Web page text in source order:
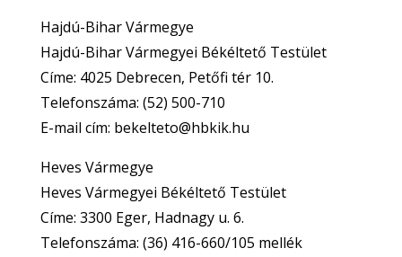
Hajdú-Bihar Vármegye
Hajdú-Bihar Vármegyei Békéltető Testület
Címe: 4025 Debrecen, Petőfi tér 10.
Telefonszáma: (52) 500-710
E-mail cím: bekelteto@hbkik.hu
Heves Vármegye
Heves Vármegyei Békéltető Testület
Címe: 3300 Eger, Hadnagy u. 6.
Telefonszáma: (36) 416-660/105 mellék